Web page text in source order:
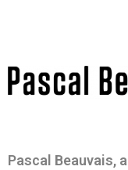
Pascal Beauvais,